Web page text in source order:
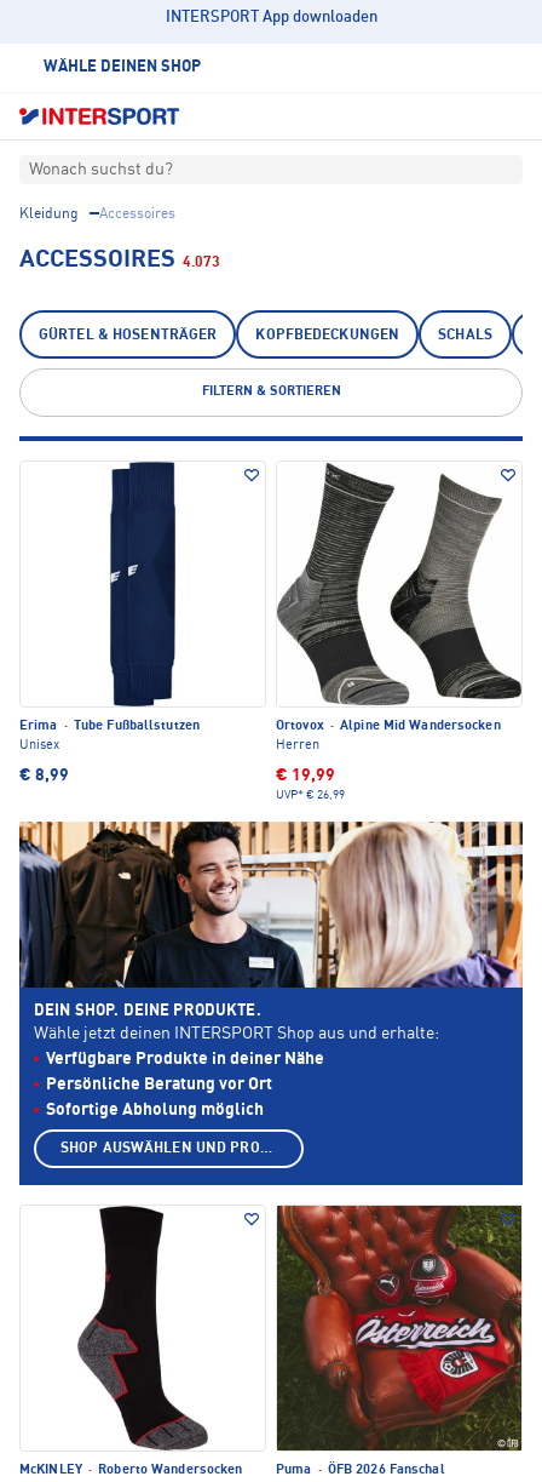
INTERSPORT App downloaden
WÄHLE DEINEN SHOP
Wonach suchst du?
Kleidung Accessoires
ACCESSOIRES 4.073
GÜRTEL & HOSENTRÄGER KOPFBEDECKUNGEN SCHALS
FILTERN & SORTIEREN
Erima ·
Tube Fußballstutzen
Unisex
€ 8,99
Ortovox · Alpine Mid Wandersocken
Herren
€ 19,99
UVP* € 26,99
McKINLEY · Roberto Wandersocken
Puma · ÖFB 2026 Fanschal
DEIN SHOP. DEINE PRODUKTE.
Wähle jetzt deinen INTERSPORT Shop aus und erhalte:
Verfügbare Produkte in deiner Nähe
Persönliche Beratung vor Ort
Sofortige Abholung möglich
SHOP AUSWÄHLEN UND PRODUKTE ANZEIGEN